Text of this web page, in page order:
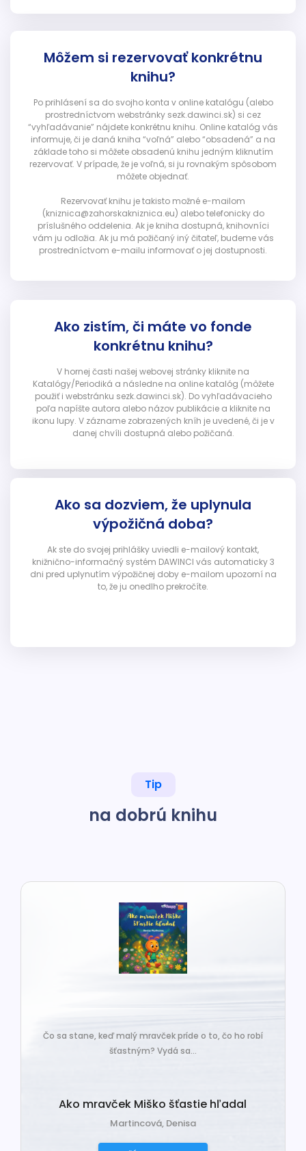
Môžem si rezervovať konkrétnu
knihu?
Po prihlásení sa do svojho konta v online katalógu (alebo
prostredníctvom webstránky sezk.dawinci.sk) si cez
“vyhľadávanie” nájdete konkrétnu knihu. Online katalóg vás
informuje, či je daná kniha “voľná” alebo “obsadená” a na
základe toho si môžete obsadenú knihu jedným kliknutím
rezervovať. V prípade, že je voľná, si ju rovnakým spôsobom
môžete objednať.
Rezervovať knihu je takisto možné e-mailom
(kniznica@zahorskakniznica.eu) alebo telefonicky do
príslušného oddelenia. Ak je kniha dostupná, knihovníci
vám ju odložia. Ak ju má požičaný iný čitateľ, budeme vás
prostredníctvom e-mailu informovať o jej dostupnosti.
Ako zistím, či máte vo fonde
konkrétnu knihu?
V hornej časti našej webovej stránky kliknite na
Katalógy/Periodiká a následne na online katalóg (môžete
použiť i webstránku sezk.dawinci.sk). Do vyhľadávacieho
poľa napíšte autora alebo názov publikácie a kliknite na
ikonu lupy. V zázname zobrazených kníh je uvedené, či je v
danej chvíli dostupná alebo požičaná.
Ako sa dozviem, že uplynula
výpožičná doba?
Ak ste do svojej prihlášky uviedli e-mailový kontakt,
knižnično-informačný systém DAWINCI vás automaticky 3
dni pred uplynutím výpožičnej doby e-mailom upozorní na
to, že ju onedlho prekročíte.
Tip
na dobrú knihu
Čo sa stane, keď malý mravček príde o to, čo ho robí
šťastným? Vydá sa...
Ako mravček Miško šťastie hľadal
Martincová, Denisa